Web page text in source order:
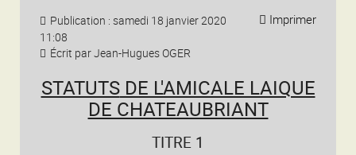
Imprimer
Publication : samedi 18 janvier 2020
11:08
Écrit par Jean-Hugues OGER
STATUTSDE L'AMICALE LAIQUE
DE CHATEAUBRIANT
TITRE 1